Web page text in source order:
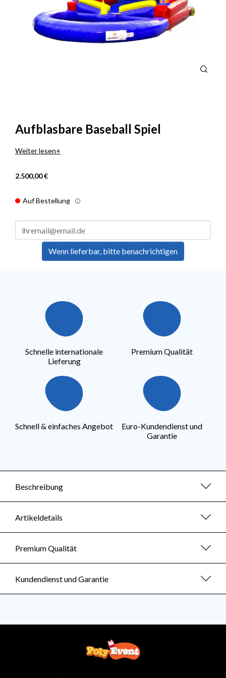
Aufblasbare Baseball Spiel
Weiter lesen
2.500,00 €
Auf Bestellung
Wenn lieferbar, bitte benachrichtigen
Schnelle internationale
Lieferung
Premium Qualität
Schnell & einfaches Angebot
Euro-Kundendienst und
Garantie
Beschreibung
Artikeldetails
Premium Qualität
Kundendienst und Garantie